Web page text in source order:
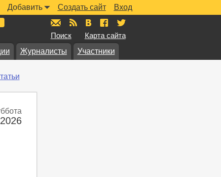
Вход
Создать сайт
Добавить
Поиск Карта сайта
Журналисты Участники